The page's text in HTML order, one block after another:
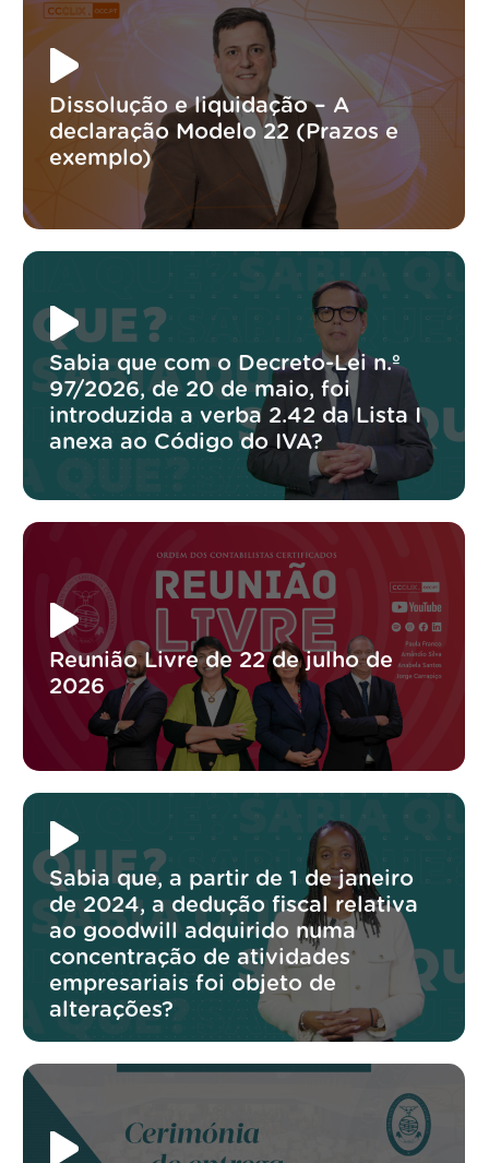
Dissolução e liquidação – A
declaração Modelo 22 (Prazos e
exemplo)
Sabia que com o Decreto-Lei n.º
97/2026, de 20 de maio, foi
introduzida a verba 2.42 da Lista I
anexa ao Código do IVA?
Reunião Livre de 22 de julho de
2026
Sabia que, a partir de 1 de janeiro
de 2024, a dedução fiscal relativa
ao goodwill adquirido numa
concentração de atividades
empresariais foi objeto de
alterações?